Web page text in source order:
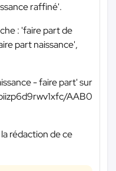
raffiné'.
: 'faire part de
part naissance',
- faire part' sur
AAB0
rédaction de ce